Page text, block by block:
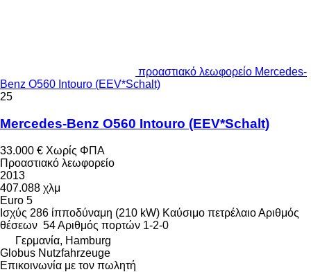
προαστιακό λεωφορείο Mercedes-
Benz O560 Intouro (EEV*Schalt)
25
Mercedes-Benz O560 Intouro (EEV*Schalt)
33.000 € Χωρίς ΦΠΑ
Προαστιακό λεωφορείο
2013
407.088 χλμ
Euro 5
Ισχύς 286 ίπποδύναμη (210 kW) Καύσιμο πετρέλαιοΑριθμός
θέσεων 54Αριθμός πορτών 1-2-0
Γερμανία, Hamburg
Globus Nutzfahrzeuge
Επικοινωνία με τον πωλητή